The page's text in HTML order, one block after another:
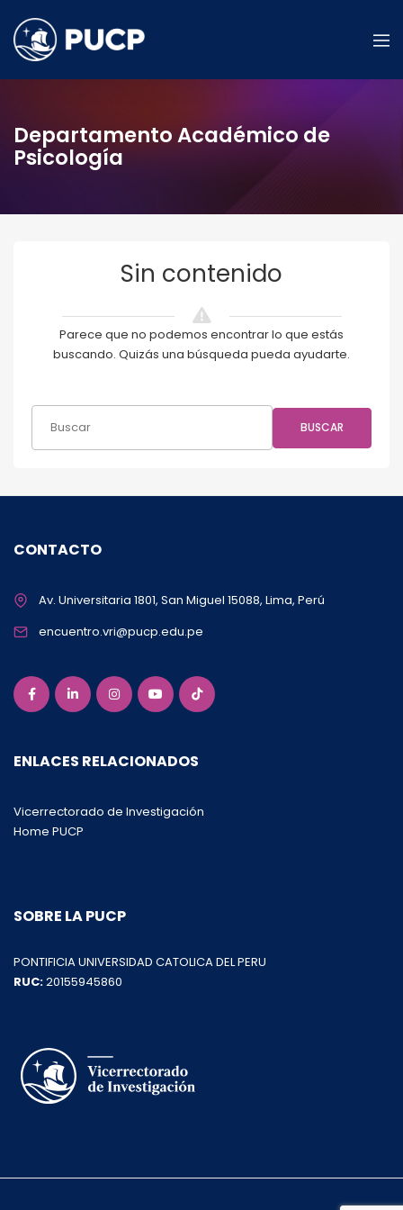
Departamento Académico de
Psicología
Sin contenido
Parece que no podemos encontrar lo que estás
buscando. Quizás una búsqueda pueda ayudarte.
BUSCAR
CONTACTO
Av. Universitaria 1801, San Miguel 15088, Lima, Perú
encuentro.vri@pucp.edu.pe
ENLACES RELACIONADOS
Vicerrectorado de Investigación
Home PUCP
SOBRE LA PUCP
PONTIFICIA UNIVERSIDAD CATOLICA DEL PERU
RUC:20155945860